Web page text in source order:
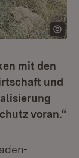
mit den
und
voran.“